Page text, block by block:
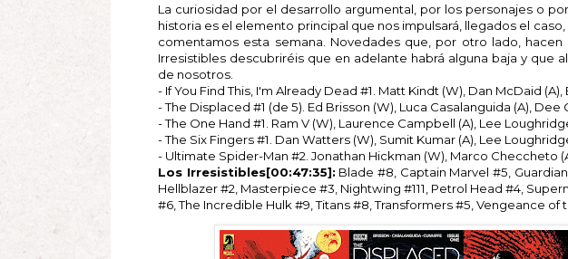
La curiosidad por el desarrollo argumental, por los personajes o
historia es el elemento principal que nos impulsará, llegados el
comentamos esta semana. Novedades que, por otro lado,
Irresistibles descubriréis que en adelante habrá alguna baja y que
de nosotros.
- If You Find This, I'm Already Dead #1. Matt Kindt (W), Dan McDaid (A),
- The Displaced #1 (de 5). Ed Brisson (W), Luca Casalanguida (A), Dee
- The One Hand #1. Ram V (W), Laurence Campbell (A), Lee
- The Six Fingers #1. Dan Watters (W), Sumit Kumar (A), Lee
- Ultimate Spider-Man #2. Jonathan Hickman (W), Marco Checcheto
Los Irresistibles[00:47:35]: Blade #8, Captain Marvel #5,
Hellblazer #2, Masterpiece #3, Nightwing #111, Petrol Head #4,
#6, The Incredible Hulk #9, Titans #8, Transformers #5, Vengeance